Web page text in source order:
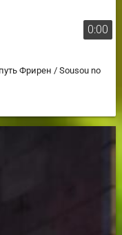
0:00
Фрирен / Sousou no